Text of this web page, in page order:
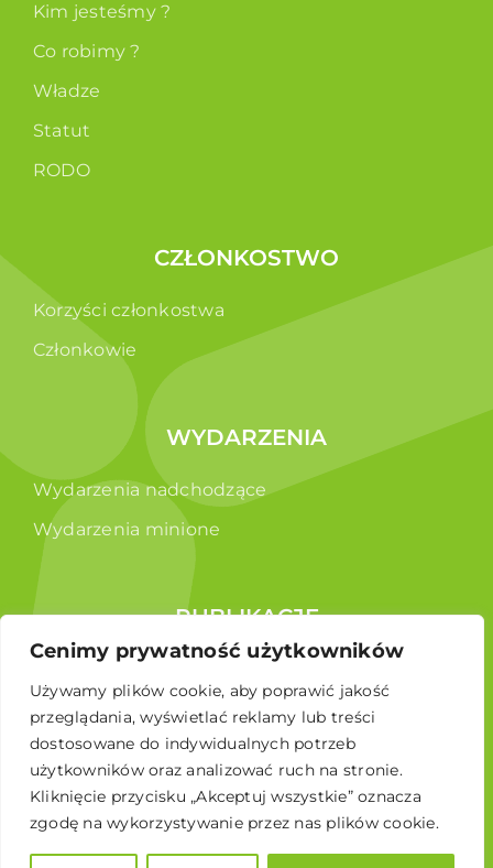
Cenimy prywatność użytkowników
Używamy plików cookie, aby poprawić jakość
przeglądania, wyświetlać reklamy lub treści
dostosowane do indywidualnych potrzeb
użytkowników oraz analizować ruch na stronie.
Kliknięcie przycisku „Akceptuj wszystkie” oznacza
zgodę na wykorzystywanie przez nas plików cookie.
Kim jesteśmy ?
Co robimy ?
Władze
Statut
RODO
CZŁONKOSTWO
Korzyści członkostwa
Członkowie
WYDARZENIA
Wydarzenia nadchodzące
Wydarzenia minione
PUBLIKACJE
Broszura edukacyjna